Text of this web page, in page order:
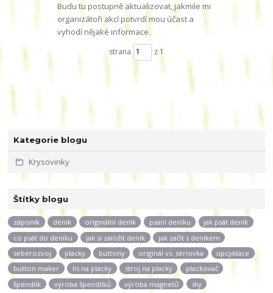
Kategorie blogu
Krysovinky
Štítky blogu
zápisník deník originální deník psaní deníku
jak psát deník
co psát do deníku
jak si založit deník
jak začít s deníkem
seberozvoj
placky buttony originál vs. sériovka
upcyklace
button maker
lis na placky stroj na placky
plackovač
špendlík
výroba špendlíků výroba magnetů
diy
Budu tu postupně aktualizovat, jakmile mi
organizátoři akcí potvrdí mou účast a
vyhodí nějaké informace.
strana z 1